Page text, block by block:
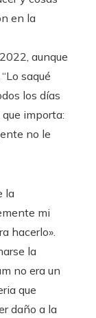
en la
aunque
saqué
los días
importa:
no le
la
mi
hacerlo».
la
no era un
que
daño a la